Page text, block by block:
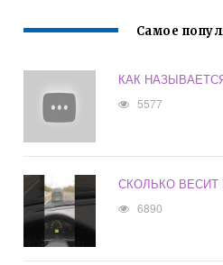
Самое
КАК
5577
СКОЛЬКО ВЕСИТ
6890